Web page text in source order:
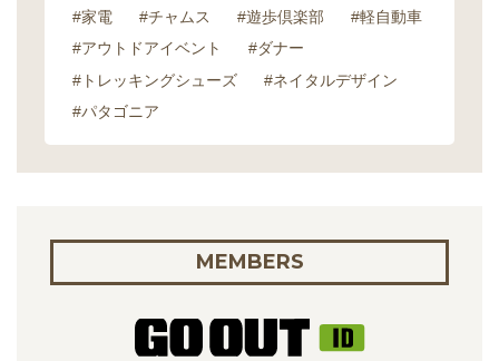
#家電 #チャムス #遊歩倶楽部
#軽自動車
#アウトドアイベント
#ダナー
#トレッキングシューズ
#ネイタルデザイン
#パタゴニア
MEMBERS